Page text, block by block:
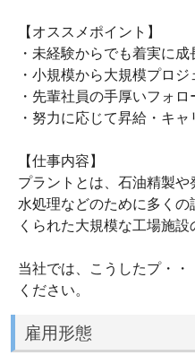
【オススメポイント】
・未経験からでも着実に
・小規模から大規模プロ
・先輩社員の手厚いフォ
・努力に応じて昇給・キ
【仕事内容】
プラントとは、石油精製や
水処理などのために多く
くられた大規模な工場施設
当社では、こうしたプ・
ください。
雇用形態